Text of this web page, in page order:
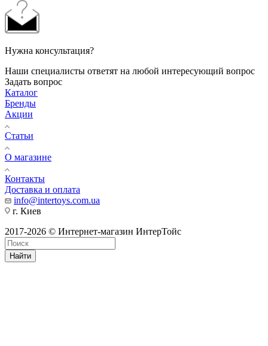
Нужна консультация?
Наши специалисты ответят на любой интересующий вопрос
Задать вопрос
Каталог
Бренды
Акции
Статьи
О магазине
Контакты
Доставка и оплата
info@intertoys.com.ua
г. Киев
2017-2026 © Интернет-магазин ИнтерТойс
Найти